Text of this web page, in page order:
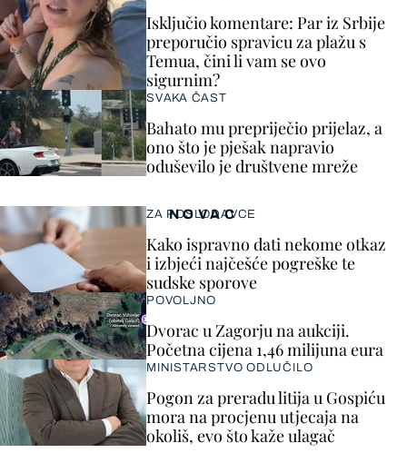
Isključio komentare: Par iz Srbije
preporučio spravicu za plažu s
Temua, čini li vam se ovo
sigurnim?
SVAKA ČAST
Bahato mu prepriječio prijelaz, a
ono što je pješak napravio
oduševilo je društvene mreže
NOVAC
ZA POSLODAVCE
Kako ispravno dati nekome otkaz
i izbjeći najčešće pogreške te
sudske sporove
POVOLJNO
Dvorac u Zagorju na aukciji.
Početna cijena 1,46 milijuna eura
MINISTARSTVO ODLUČILO
Pogon za preradu litija u Gospiću
mora na procjenu utjecaja na
okoliš, evo što kaže ulagač